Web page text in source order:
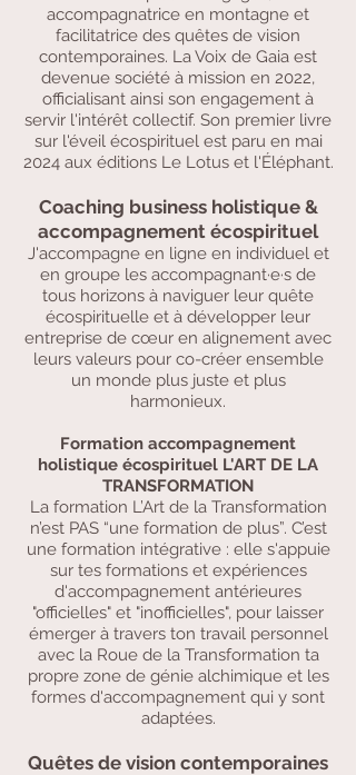
accompagnatrice en montagne et
facilitatrice des quêtes de vision
contemporaines. La Voix de Gaia est
devenue société à mission en 2022,
officialisant ainsi son engagement à
servir l'intérêt collectif. Son premier livre
sur l'éveil écospirituel est paru en mai
2024 aux éditions Le Lotus et l'Éléphant.
Coaching business holistique &
accompagnement écospirituel
J'accompagne en ligne en individuel et
en groupe les accompagnant·e·s de
tous horizons à naviguer leur quête
écospirituelle et à développer leur
entreprise de cœur en alignement avec
leurs valeurs pour co-créer ensemble
un monde plus juste et plus
harmonieux.
Formation accompagnement
holistique écospirituel L'ART DE LA
TRANSFORMATION
La formation L’Art de la Transformation
n’est PAS “une formation de plus”. C’est
une formation intégrative : elle s'appuie
sur tes formations et expériences
d'accompagnement antérieures
"officielles" et "inofficielles", pour laisser
émerger à travers ton travail personnel
avec la Roue de la Transformation ta
propre zone de génie alchimique et les
formes d'accompagnement qui y sont
adaptées.
Quêtes de vision contemporaines